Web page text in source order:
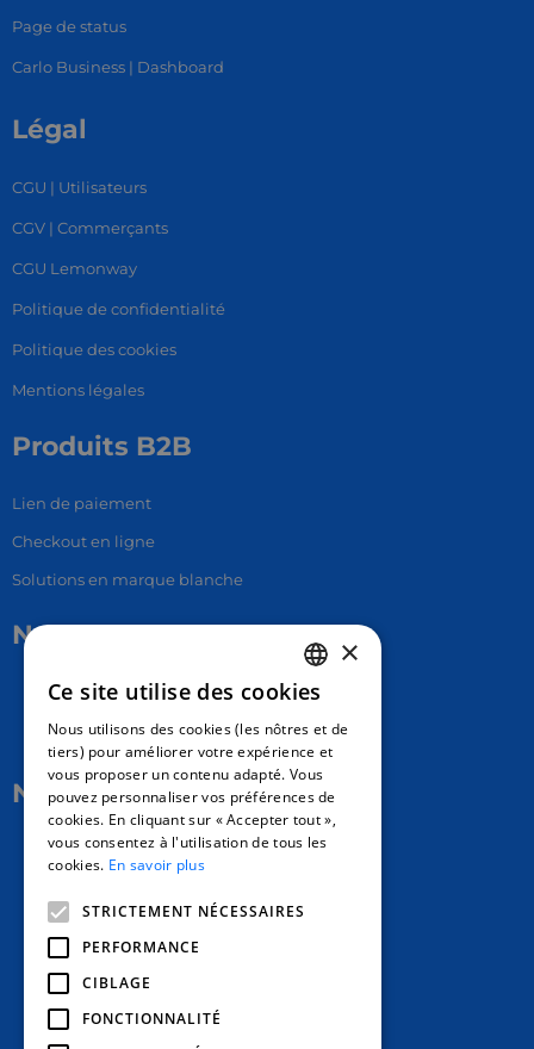
Page de status
Carlo Business | Dashboard
Légal
CGU | Utilisateurs
CGV | Commerçants
CGU Lemonway
Politique de confidentialité
Politique des cookies
Mentions légales
Produits B2B
Lien de paiement
Checkout en ligne
Solutions en marque blanche
Nous contacter
17 Av. Albert II, 98000​
hello@carloapp.com
Nous suivre
Carlo App | Instagram
Carlo App | Linkedin
FRENCH
ENGLISH
SPANISH
×
Ce site utilise des cookies
Nous utilisons des cookies (les nôtres et de
tiers) pour améliorer votre expérience et
vous proposer un contenu adapté. Vous
pouvez personnaliser vos préférences de
cookies. En cliquant sur « Accepter tout »,
vous consentez à l'utilisation de tous les
cookies. En savoir plus
STRICTEMENT NÉCESSAIRES
PERFORMANCE
CIBLAGE
FONCTIONNALITÉ